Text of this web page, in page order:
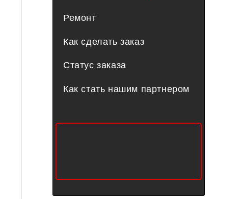
Ремонт
Как сделать заказ
Статус заказа
Как стать нашим партнером